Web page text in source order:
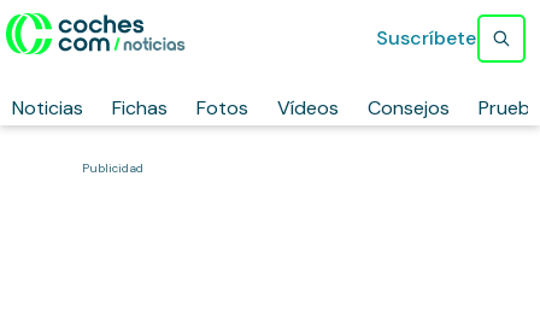
Noticias Fichas Fotos Vídeos Consejos
Suscríbete
Publicidad